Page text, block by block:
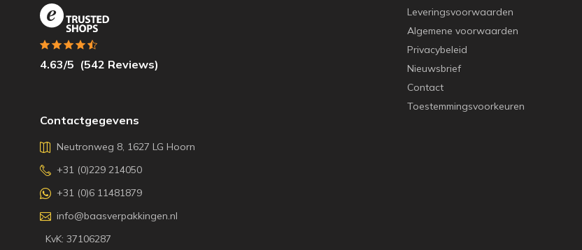
Leveringsvoorwaarden
Algemene voorwaarden
Privacybeleid
Nieuwsbrief
Contact
Toestemmingsvoorkeuren
Contactgegevens
Neutronweg 8, 1627 LG Hoorn
+31 (0)229 214050
+31 (0)6 11481879
info@baasverpakkingen.nl
KvK: 37106287
4.63/5 (542 Reviews)